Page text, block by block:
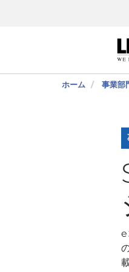
ホーム 事業部
e